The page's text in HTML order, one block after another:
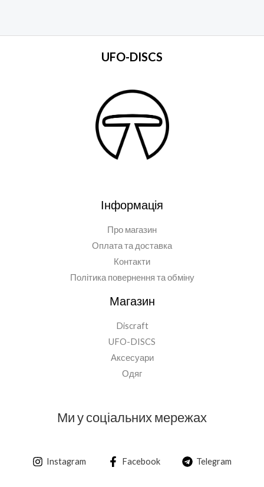
UFO-DISCS
Інформація
Про магазин
Оплата та доставка
Контакти
Політика повернення та обміну
Магазин
Discraft
UFO-DISCS
Аксесуари
Одяг
Ми у соціальних мережах
Instagram Facebook Telegram